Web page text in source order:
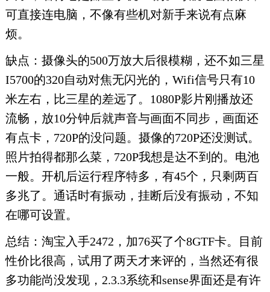
可直接连电脑，不像有些机对新手来说有点麻
烦。
缺点：摄像头的500万放大后很模糊，还不如三星
I5700的320自动对焦无闪光的，Wifi信号只有10
米左右，比三星的差远了。1080P影片刚播放还
流畅，放10分钟后就声音与画面不同步，画面还
有点卡，720P的没问题。摄像的720P还没测试。
照片拍得都那么菜，720P我想是达不到的。电池
一般。开机后运行程序特多，有45个，只剩两百
多兆了。通话时有振动，挂断后没有振动，不知
在哪可设置。
总结：淘宝入手2472，加76买了个8GTF卡。目前
性价比很高，试用了两天才来评的，当然还有很
多功能尚没发现，2.3.3系统和sense界面还是有许